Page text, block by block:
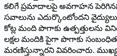
కలిగే ప్రమాదాలపై అవగాహన
సవాలును ఎదుర్కొంటోందని
కోట్ల మంది పొగాకు ఉత్పత్తులను
లక్షల మందికి పైగా పొగాకు
మరణిస్తున్నారని వివరించారు.